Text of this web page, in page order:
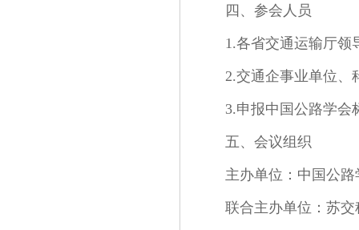
四、参会人员
1.各省交通运输厅领
2.交通企事业单位、
3.申报中国公路学会
五、会议组织
主办单位：中国公路
联合主办单位：苏